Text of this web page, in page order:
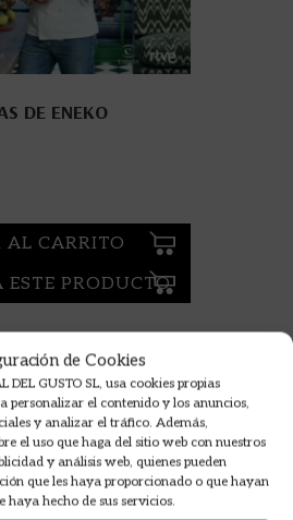
de Cookies
DEL GUSTO SL, usa cookies propias
personalizar el contenido y los anuncios,
y analizar el tráfico. Además,
el uso que haga del sitio web con nuestros
y análisis web, quienes pueden
que les haya proporcionado o que hayan
hecho de sus servicios.
DE ENEKO
CARRITO
ESTE PRODUCTO